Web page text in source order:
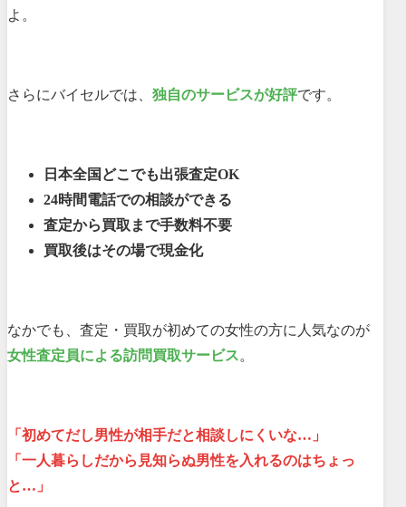
よ。
さらにバイセルでは、 独自のサービスが好評です。
日本全国どこでも出張査定OK
24時間電話での相談ができる
査定から買取まで手数料不要
買取後はその場で現金化
なかでも、査定・買取が初めての女性の方に人気なのが
女性査定員による訪問買取サービス。
「初めてだし男性が相手だと相談しにくいな…」
「一人暮らしだから見知らぬ男性を入れるのはちょっ
と…」